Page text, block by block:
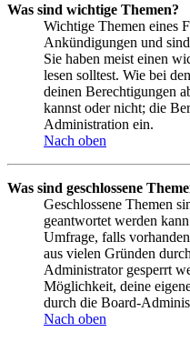
Was sind wichtige Themen?
Wichtige Themen eines
Ankündigungen und
Sie haben meist einen
lesen solltest. Wie bei
deinen Berechtigungen
kannst oder nicht; die
Administration ein.
Nach oben
Was sind geschlossene
Geschlossene Themen
geantwortet werden
Umfrage, falls
aus vielen Gründen
Administrator gesperrt
Möglichkeit, deine
durch die Board-
Nach oben